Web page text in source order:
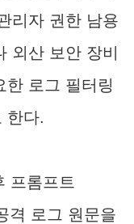
리자 권한 남용
외산 보안 장비
한 로그 필터링
한다.
프롬프트
격 로그 원문을